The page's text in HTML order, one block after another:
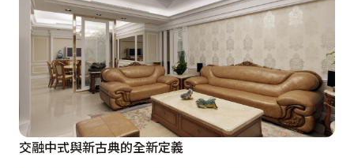
交融中式與新古典的全新定義